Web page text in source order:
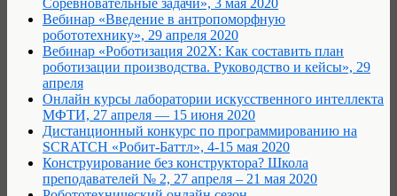
Соревновательные задачи», 3 мая 2020
Вебинар «Введение в антропоморфную
робототехнику», 29 апреля 2020
Вебинар «Роботизация 202Х: Как составить план
роботизации производства. Руководство и кейсы», 29
апреля
Онлайн курсы лаборатории искусственного интеллекта
МФТИ, 27 апреля — 15 июня 2020
Дистанционный конкурс по программированию на
SCRATCH «Робит-Баттл», 4-15 мая 2020
Конструирование без конструктора? Школа
преподавателей № 2, 27 апреля – 21 мая 2020